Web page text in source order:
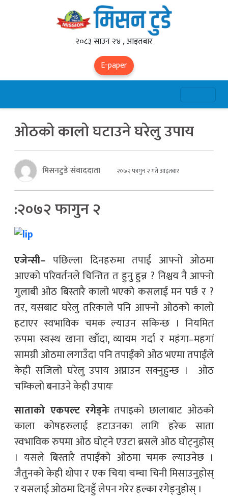
२०८३ साउन २४ , आइतबार
E-paper
ओठको कालो घटाउने घरेलु उपाय
मिसनटुडे संवाददाता २०७२ फागुन २ गते आइतबार
:२०७२ फागुन २
एजेन्सी– पछिल्ला दिनहरुमा तपाईं आफ्नो ओठमा
आएको परिवर्तनले चिन्तित त हुनु हुन्न ? निश्चय नै आफ्नो
गुलाबी ओठ बिस्तारै कालो भएको कसलाई मन पर्छ र ?
तर, यसबाट घरेलु तरिकाले पनि आफ्नो ओठको कालो
हटाएर स्वभाविक चमक ल्याउन सकिन्छ । नियमित
रुपमा स्वस्थ खाना खाँदा, व्यायम गर्दा र महंगा–महगां
सामग्री ओठमा लगाउँदा पनि तपाईंको ओठ भएमा तपाईंले
केही सजिलो घरेलु उपाय अप्नाउन सक्नुहुन्छ । ओठ
चम्किलो बनाउने केही उपायः
साताको एकपल्ट रगेड्नेःतपाइको छालाबाट ओठको
काला कोषहरुलाई हटाउनका लागि हरेक साता
स्वभाविक रुपमा ओठ घोट्ने एउटा ब्रसले ओठ घोट्नुहोस्
। यसले बिस्तारै तपाईंको ओठमा चमक ल्याउनेछ ।
जैतुनको केही थोपा र एक चिया चम्चा चिनी मिसाउनुहोस्
र यसलाई ओठमा दिनहुँ लेपन गरेर हल्का रगेड्नुहोस् ।